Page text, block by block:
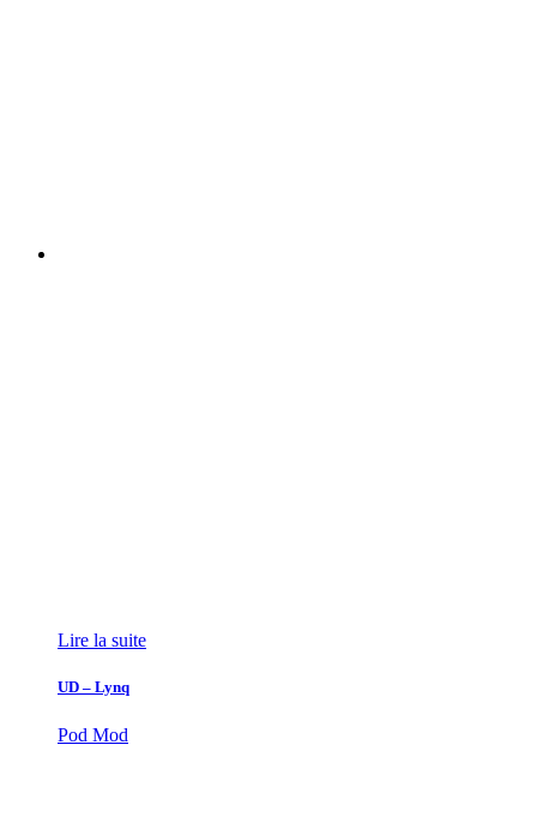
Lire la suite
UD – Lynq
Pod Mod